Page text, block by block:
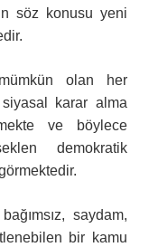
söz konusu yeni
olan her
karar alma
ve böylece
demokratik
saydam,
bir kamu